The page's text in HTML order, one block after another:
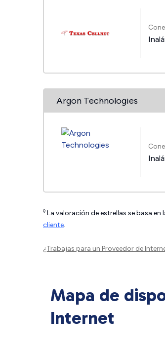
Argon Technologies
◊ La valoración de estrellas se basa en
cliente.
¿Trabajas para un Proveedor de
Mapa de
Internet